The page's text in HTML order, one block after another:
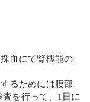
血にて腎機能の
るためには腹部
を行って、1日に